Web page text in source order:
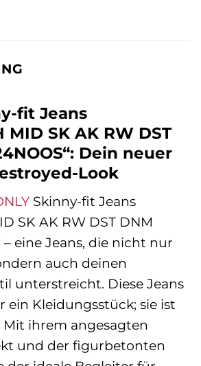
fit Jeans
MID SK AK RW DST
Dein neuer
Look
Skinny-fit Jeans
SK AK RW DST DNM
– eine Jeans, die nicht nur
auch deinen
unterstreicht. Diese Jeans
ein Kleidungsstück; sie ist
ihrem angesagten
und der figurbetonten